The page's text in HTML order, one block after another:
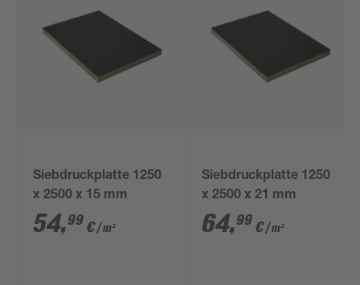
Siebdruckplatte 1250
x 2500 x 15 mm
54,99 €/ m²
Siebdruckplatte 1250
x 2500 x 21 mm
64,99 €/ m²